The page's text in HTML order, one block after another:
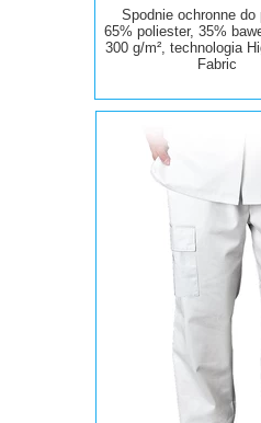
Spodnie ochronne
65% poliester, 35%
300 g/m²,
Fabric